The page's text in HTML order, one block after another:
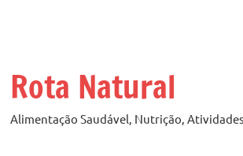
Rota Natural
Alimentação Saudável, Nutrição,